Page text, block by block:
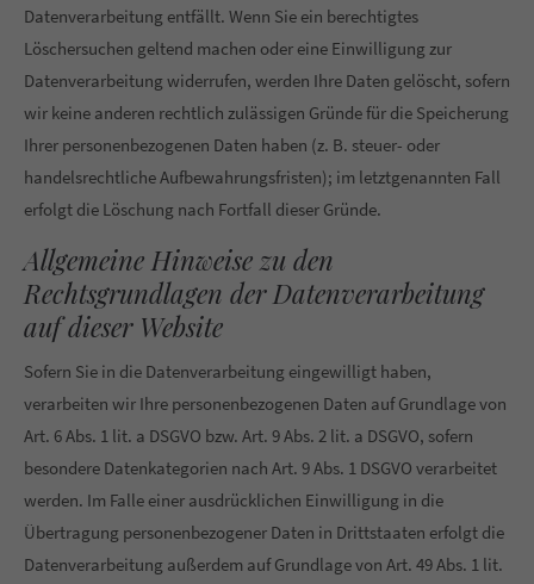
Datenverarbeitung entfällt. Wenn Sie ein berechtigtes
Löschersuchen geltend machen oder eine Einwilligung zur
Datenverarbeitung widerrufen, werden Ihre Daten gelöscht, sofern
wir keine anderen rechtlich zulässigen Gründe für die Speicherung
Ihrer personenbezogenen Daten haben (z. B. steuer- oder
handelsrechtliche Aufbewahrungsfristen); im letztgenannten Fall
erfolgt die Löschung nach Fortfall dieser Gründe.
Allgemeine Hinweise zu den
Rechtsgrundlagen der Datenverarbeitung
auf dieser Website
Sofern Sie in die Datenverarbeitung eingewilligt haben,
verarbeiten wir Ihre personenbezogenen Daten auf Grundlage von
Art. 6 Abs. 1 lit. a DSGVO bzw. Art. 9 Abs. 2 lit. a DSGVO, sofern
besondere Datenkategorien nach Art. 9 Abs. 1 DSGVO verarbeitet
werden. Im Falle einer ausdrücklichen Einwilligung in die
Übertragung personenbezogener Daten in Drittstaaten erfolgt die
Datenverarbeitung außerdem auf Grundlage von Art. 49 Abs. 1 lit.